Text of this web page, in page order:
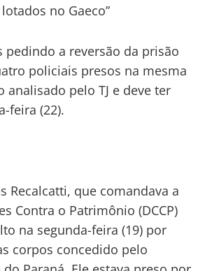
no Gaeco”
pedindo a reversão da prisão
policiais presos na mesma
analisado pelo TJ e deve ter
feira (22).
Recalcatti, que comandava a
Contra o Patrimônio (DCCP)
na segunda-feira (19) por
corpos concedido pelo